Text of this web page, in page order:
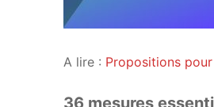
A lire : Propositions
36 mesures